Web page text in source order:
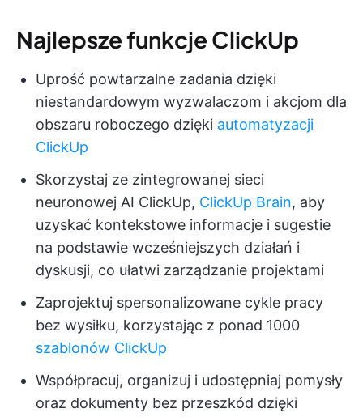
Najlepsze funkcje ClickUp
Uprość powtarzalne zadania dzięki
niestandardowym wyzwalaczom i akcjom dla
obszaru roboczego dzięki automatyzacji
ClickUp
Skorzystaj ze zintegrowanej sieci
neuronowej AI ClickUp, ClickUp Brain, aby
uzyskać kontekstowe informacje i sugestie
na podstawie wcześniejszych działań i
dyskusji, co ułatwi zarządzanie projektami
Zaprojektuj spersonalizowane cykle pracy
bez wysiłku, korzystając z ponad 1000
szablonów ClickUp
Współpracuj, organizuj i udostępniaj pomysły
oraz dokumenty bez przeszkód dzięki